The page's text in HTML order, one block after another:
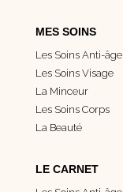
MES SOINS
Les Soins Anti-âge
Les Soins Visage
La Minceur
Les Soins Corps
La Beauté
LE CARNET